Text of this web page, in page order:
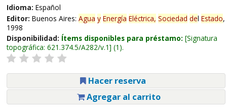
Idioma: Español
Editor: Buenos Aires: Agua y Energía Eléctrica, Sociedad del Estado,
1998
Disponibilidad: Ítems disponibles para préstamo: Signatura
topográfica: 621.374.5/A282/v.1 (1).
Hacer reserva
Agregar al carrito